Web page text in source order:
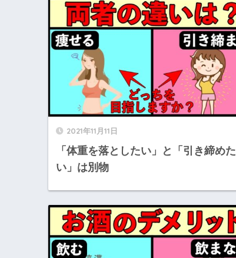
2021年11月11日
「体重を落としたい」と「引き締めた
い」は別物